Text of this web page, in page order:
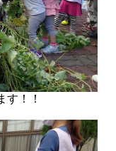
す！！